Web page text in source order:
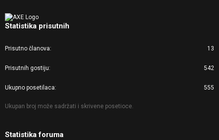
Statistika prisutnih
Prisutno članova 13
Prisutnih gostiju 542
Ukupno posetilaca 555
Ukupan broj može sadržati i skrivene posetioce.
Statistika foruma